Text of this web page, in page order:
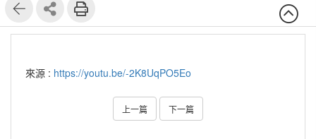
來源 : https://youtu.be/-2K8UqPO5Eo
上一篇 下一篇